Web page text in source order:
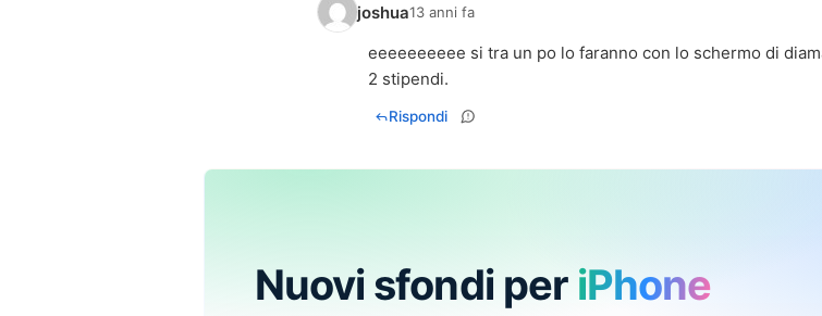
joshua13 anni fa
eeeeeeeeee si tra un po lo faranno con lo schermo di
2 stipendi.
Rispondi
Nuovi sfondi per iPhone